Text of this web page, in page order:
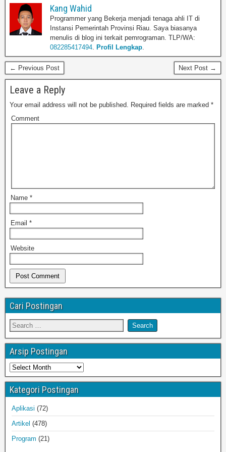
Kang Wahid
Programmer yang Bekerja menjadi tenaga ahli IT di
Instansi Pemerintah Provinsi Riau. Saya biasanya
menulis di blog ini terkait pemrograman. TLP/WA:
082285417494 Profil Lengkap
← Previous Post Next Post →
Leave a Reply
Your email address will not be published. Required fields are marked *
Comment
Name *
Email *
Website
Cari Postingan
Arsip Postingan
Kategori Postingan
Aplikasi (72)
Artikel (478)
Program (21)